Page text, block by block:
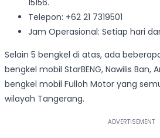
15156.
Telepon: +62 21 7319501
Jam Operasional: Setiap hari
Selain 5 bengkel di atas, ada
bengkel mobil StarBENG, Nawilis Ban,
bengkel mobil Fulloh Motor yang
wilayah Tangerang.